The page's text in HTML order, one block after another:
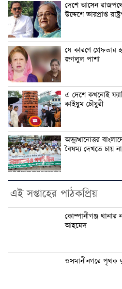
দেশে আসেন
উদ্দেশে ভারপ্রাপ্ত
যে কারণে গ্রেফতার
জগলুল পাশা
এ দেশে কখনোই
কাইয়ুম চৌধুরী
অভ্যুত্থানোত্তর
বৈষম্য দেখতে চায়
এই সপ্তাহের পাঠকপ্রিয়
কোম্পানীগঞ্জ
আহমেদ
ওসমানীনগরে পৃথক